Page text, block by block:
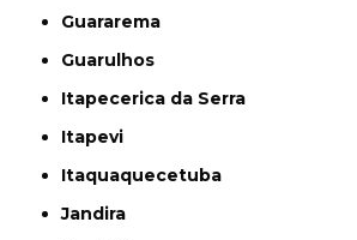
Guararema
Guarulhos
Itapecerica da Serra
Itapevi
Itaquaquecetuba
Jandira